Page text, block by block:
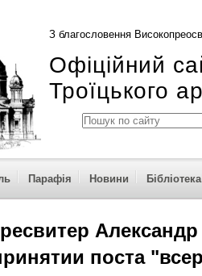
З благословення
Офіційний
Троїцького
Парафія Новини Бібліотека
поста